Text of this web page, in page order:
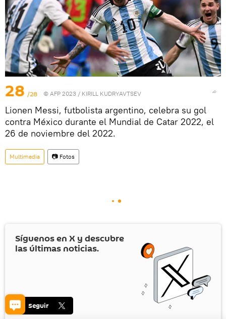
28 /28 © AFP 2023 / KIRILL KUDRYAVTSEV
Lionen Messi, futbolista argentino, celebra su gol
contra México durante el Mundial de Catar 2022, el
26 de noviembre del 2022.
Multimedia 📷 Fotos
Síguenos en X y descubre
las últimas noticias.
Seguir